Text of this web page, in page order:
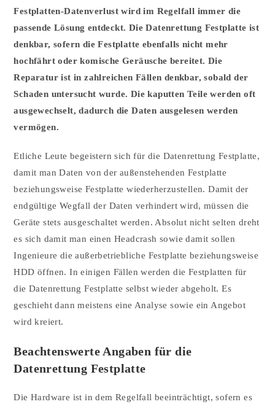
Festplatten-Datenverlust wird im Regelfall immer die
passende Lösung entdeckt. Die Datenrettung Festplatte ist
denkbar, sofern die Festplatte ebenfalls nicht mehr
hochfährt oder komische Geräusche bereitet. Die
Reparatur ist in zahlreichen Fällen denkbar, sobald der
Schaden untersucht wurde. Die kaputten Teile werden oft
ausgewechselt, dadurch die Daten ausgelesen werden
vermögen.
Etliche Leute begeistern sich für die Datenrettung Festplatte,
damit man Daten von der außenstehenden Festplatte
beziehungsweise Festplatte wiederherzustellen. Damit der
endgültige Wegfall der Daten verhindert wird, müssen die
Geräte stets ausgeschaltet werden. Absolut nicht selten dreht
es sich damit man einen Headcrash sowie damit sollen
Ingenieure die außerbetriebliche Festplatte beziehungsweise
HDD öffnen. In einigen Fällen werden die Festplatten für
die Datenrettung Festplatte selbst wieder abgeholt. Es
geschieht dann meistens eine Analyse sowie ein Angebot
wird kreiert.
Beachtenswerte Angaben für die
Datenrettung Festplatte
Die Hardware ist in dem Regelfall beeinträchtigt, sofern es